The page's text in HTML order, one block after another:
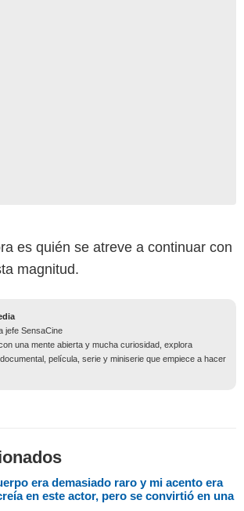
es quién se atreve a continuar con
magnitud.
jefe SensaCine
una mente abierta y mucha curiosidad, explora
película, serie y miniserie que empiece a hacer
era demasiado raro y mi acento era
en este actor, pero se convirtió en una